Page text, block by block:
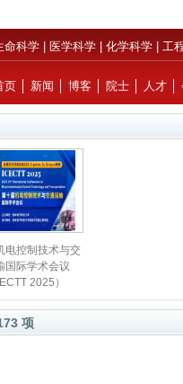
命科学 医学科学 化学科学 工
页 新闻 博客 院士 人才
电控制技术与交
国际学术会议
2025）
项